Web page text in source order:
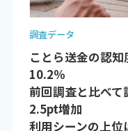
調査データ
ことら送金の認
10.2％
前回調査と比べ
2.5pt増加
利用シーンの上